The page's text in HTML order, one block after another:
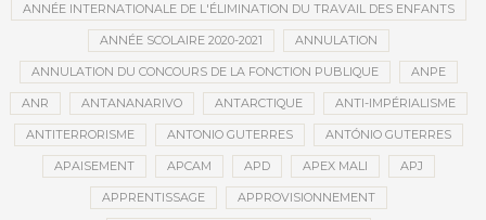
ANNÉE INTERNATIONALE DE L'ÉLIMINATION DU TRAVAIL DES ENFANTS
ANNÉE SCOLAIRE 2020-2021 ANNULATION
ANNULATION DU CONCOURS DE LA FONCTION PUBLIQUE ANPE
ANR ANTANANARIVO ANTARCTIQUE ANTI-IMPÉRIALISME
ANTITERRORISME ANTONIO GUTERRES ANTÓNIO GUTERRES
APAISEMENT APCAM APD APEX MALI APJ
APPRENTISSAGE APPROVISIONNEMENT